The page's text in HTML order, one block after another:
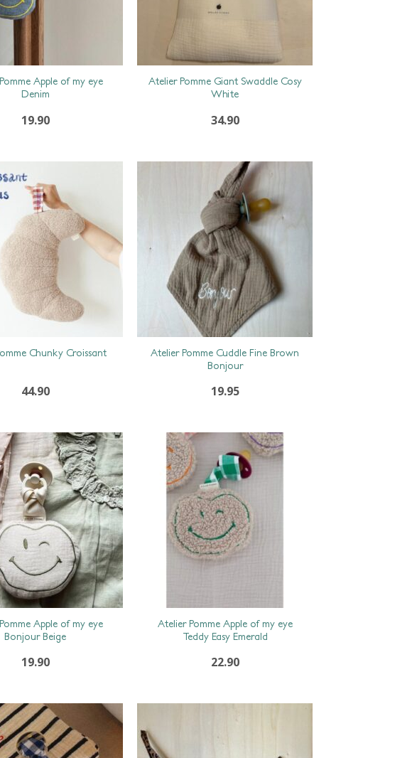
Apple of my eye
Denim
19.90
Atelier Pomme Giant Swaddle Cosy
White
34.90
Chunky Croissant
44.90
Atelier Pomme Cuddle Fine Brown
Bonjour
19.95
Apple of my eye
Bonjour Beige
19.90
Atelier Pomme Apple of my eye
Teddy Easy Emerald
22.90